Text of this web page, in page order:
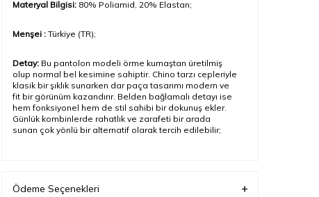
Materyal Bilgisi: 80% Poliamid, 20% Elastan;
Menşei : Türkiye (TR);
Detay: Bu pantolon modeli örme kumaştan üretilmiş
olup normal bel kesimine sahiptir. Chino tarzı cepleriyle
klasik bir şıklık sunarken dar paça tasarımı modern ve
fit bir görünüm kazandırır. Belden bağlamalı detayı ise
hem fonksiyonel hem de stil sahibi bir dokunuş ekler.
Günlük kombinlerde rahatlık ve zarafeti bir arada
sunan çok yönlü bir alternatif olarak tercih edilebilir;
Ödeme Seçenekleri